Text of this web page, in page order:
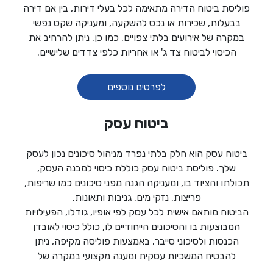
פוליסת ביטוח הדירה מתאימה לכל בעלי דירות, בין אם דירה
בבעלות, שכירות או נכס להשקעה, ומעניקה שקט נפשי
במקרה של אירועים בלתי צפויים. כמו כן, ניתן להרחיב את
הכיסוי לביטוח צד ג' או אחריות כלפי צדדים שלישיים.
לפרטים נוספים
ביטוח עסק
ביטוח עסק הוא חלק בלתי נפרד מניהול סיכונים נכון לעסק
שלך. פוליסת ביטוח עסק כוללת כיסוי למבנה העסק,
תכולתו והציוד בו, ומעניקה הגנה מפני סיכונים כמו שריפות,
פריצות, נזקי מים, גניבות ותאונות.
הביטוח מותאם אישית לכל עסק לפי אופיו, גודלו, הפעילויות
המבוצעות בו והסיכונים הייחודיים לו, כולל כיסוי לאובדן
הכנסות ולסיכוני סייבר. באמצעות פוליסה מקיפה, ניתן
להבטיח המשכיות עסקית ומענה מקצועי במקרה של